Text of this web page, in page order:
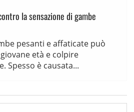
la sensazione di gambe
pesanti e affaticate può
età e colpire
Spesso è causata...